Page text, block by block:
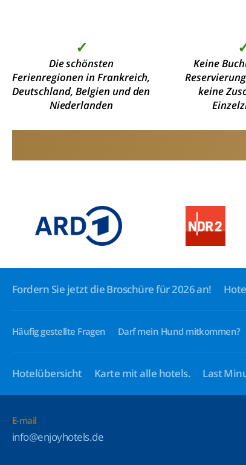
✓
Die schönsten
Ferienregionen in Frankreich,
Deutschland, Belgien und den
Niederlanden
Keine
keine
Fordern Sie jetzt die Broschüre für 2026 an!
Häufig gestellte Fragen Darf mein Hund mitkommen?
Hotelübersicht Karte mit alle hotels. Last
E-mail
info@enjoyhotels.de